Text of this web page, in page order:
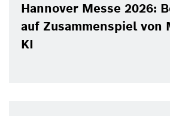
Hannover Messe 2026:
auf Zusammenspiel von
KI